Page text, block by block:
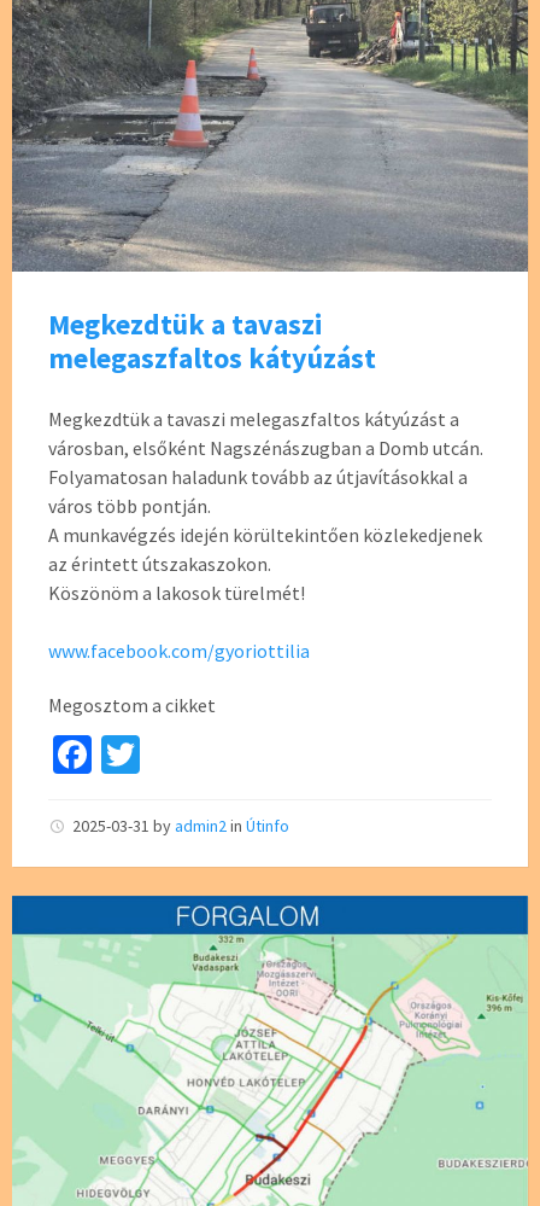
Megkezdtük a tavaszi
melegaszfaltos kátyúzást
Megkezdtük a tavaszi melegaszfaltos kátyúzást a
városban, elsőként Nagszénászugban a Domb utcán.
Folyamatosan haladunk tovább az útjavításokkal a
város több pontján.
A munkavégzés idején körültekintően közlekedjenek
az érintett útszakaszokon.
Köszönöm a lakosok türelmét!
www.facebook.com/gyoriottilia
Megosztom a cikket
Fa
b
o
o
k
tt
er
2025-03-31 byadmin2in Útinfo